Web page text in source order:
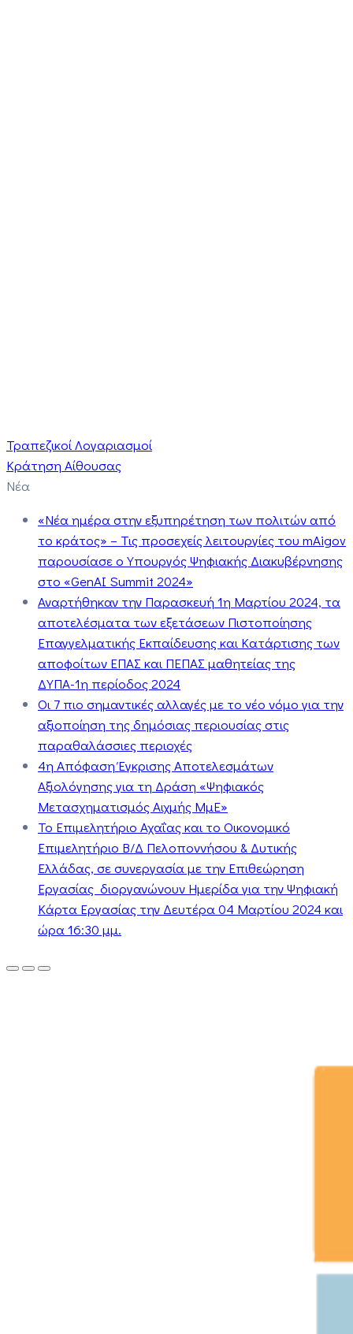
Τραπεζικοί Λογαριασμοί
Κράτηση Αίθουσας
Νέα
«Νέα ημέρα στην εξυπηρέτηση των πολιτών από
το κράτος» – Τις προσεχείς λειτουργίες του mAigov
παρουσίασε ο Υπουργός Ψηφιακής Διακυβέρνησης
στο «GenAI Summit 2024»
Αναρτήθηκαν την Παρασκευή 1η Μαρτίου 2024, τα
αποτελέσματα των εξετάσεων Πιστοποίησης
Επαγγελματικής Εκπαίδευσης και Κατάρτισης των
αποφοίτων ΕΠΑΣ και ΠΕΠΑΣ μαθητείας της
ΔΥΠΑ-1η περίοδος 2024
Οι 7 πιο σημαντικές αλλαγές με το νέο νόμο για την
αξιοποίηση της δημόσιας περιουσίας στις
παραθαλάσσιες περιοχές
4η Απόφαση Έγκρισης Αποτελεσμάτων
Αξιολόγησης για τη Δράση «Ψηφιακός
Μετασχηματισμός Αιχμής ΜμΕ»
Το Επιμελητήριο Αχαΐας και το Οικονομικό
Επιμελητήριο Β/Δ Πελοποννήσου & Δυτικής
Ελλάδας, σε συνεργασία με την Επιθεώρηση
Εργασίας διοργανώνουν Ημερίδα για την Ψηφιακή
Κάρτα Εργασίας την Δευτέρα 04 Μαρτίου 2024 και
ώρα 16:30 μμ.